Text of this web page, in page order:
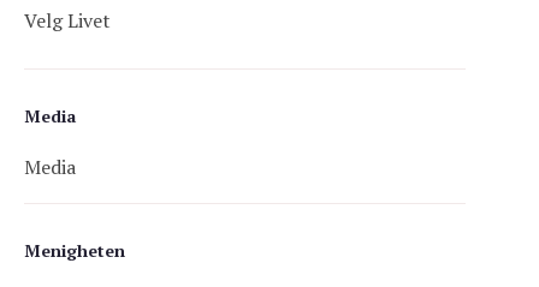
Menigheten
Velg Livet
Media
Media